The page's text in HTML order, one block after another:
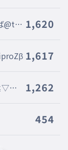
@tor 1,620
1,617
1,262
454